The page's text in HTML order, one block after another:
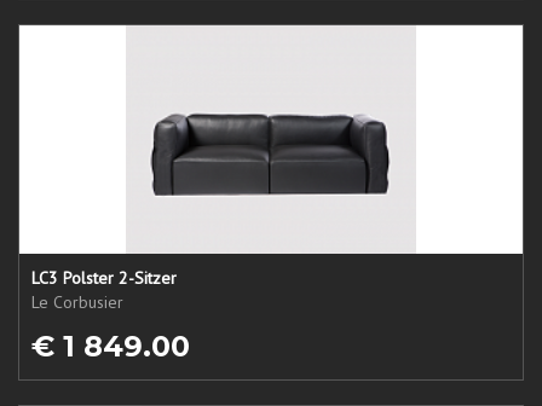
LC3 Polster 2-Sitzer
Le Corbusier
€ 1 849.00